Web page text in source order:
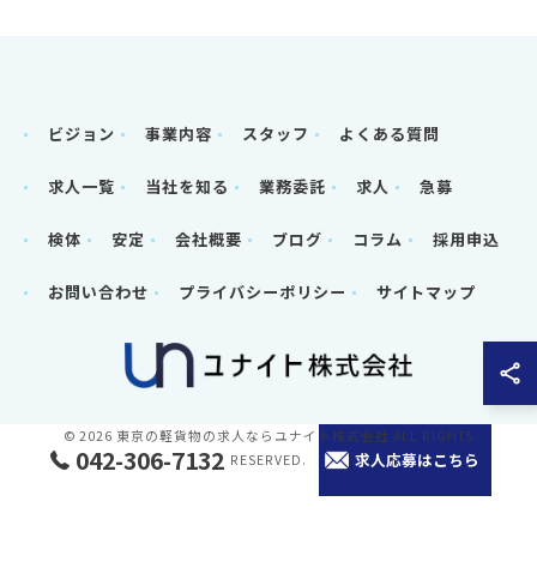
042-306-7132 求人応募はこちら
ビジョン 事業内容 スタッフ よくある質問
求人一覧 当社を知る 業務委託 求人 急募
検体 安定 会社概要 ブログ コラム 採用申込
お問い合わせ プライバシーポリシー サイトマップ
© 2026 東京の軽貨物の求人ならユナイト株式会社 ALL RIGHTS
RESERVED.